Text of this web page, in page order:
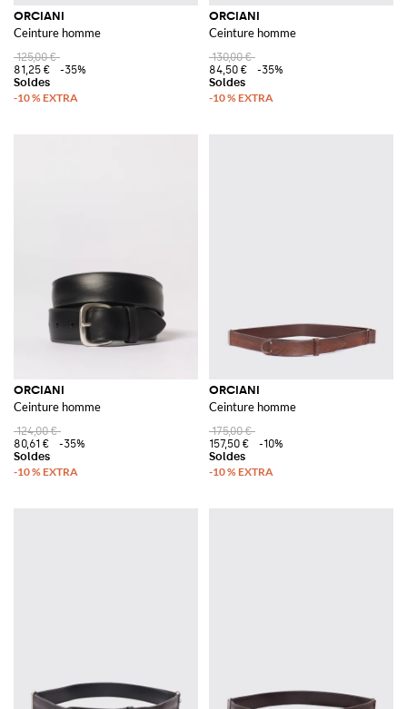
ORCIANI
Ceinture homme
125,00 €
81,25 €
-35%
ORCIANI
Ceinture homme
130,00 €
84,50 €
-35%
ORCIANI
Ceinture homme
124,00 €
80,61 €
-35%
ORCIANI
Ceinture homme
175,00 €
157,50 €
-10%